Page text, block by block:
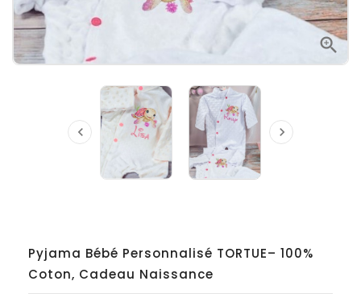

 
Pyjama Bébé Personnalisé TORTUE– 100%
Coton, Cadeau Naissance